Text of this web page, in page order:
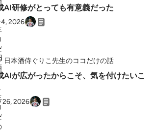
AI研修がとっても有意義だった
2026
日本酒侍ぐりこ先生のココだけの話
AIが広がったからこそ、気を付けたいこ
26, 2026